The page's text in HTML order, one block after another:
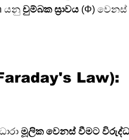
යනු චුම්බක ස්‍රාවය (Φ) වෙනස්
Law):
මූලික වෙනස් වීමට විරුද්ධ